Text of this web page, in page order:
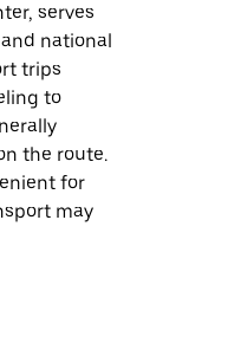
serves
national
trips
to
the route.
for
may